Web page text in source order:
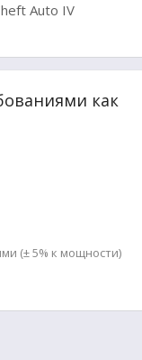
Auto IV
как
(± 5% к мощности)